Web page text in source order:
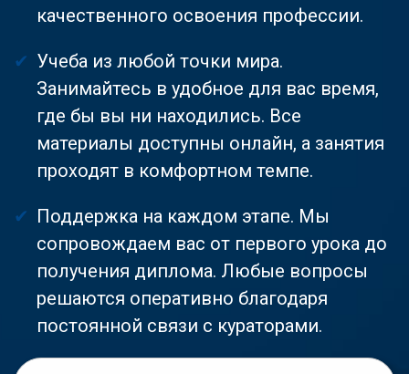
качественного освоения профессии.
Учеба из любой точки мира.
Занимайтесь в удобное для вас время,
где бы вы ни находились. Все
материалы доступны онлайн, а занятия
проходят в комфортном темпе.
Поддержка на каждом этапе. Мы
сопровождаем вас от первого урока до
получения диплома. Любые вопросы
решаются оперативно благодаря
постоянной связи с кураторами.